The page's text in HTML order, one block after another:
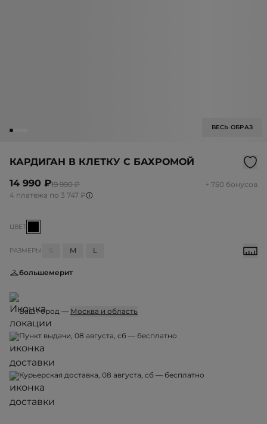
ВЕСЬ ОБРАЗ
КАРДИГАН В КЛЕТКУ С БАХРОМОЙ
14 990 ₽19 990 ₽
+ 750 бонусов
4 платежа по 3 747 ₽
ЦВЕТ
РАЗМЕРЫ M L
большемерит
Ваш город — Москва и область
Пункт выдачи, 08 августа, сб — бесплатно
Курьерская доставка, 08 августа, сб — бесплатно